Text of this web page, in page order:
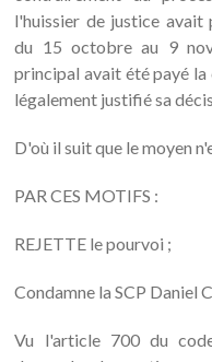
l'huissier de justice avait
du 15 octobre au 9
principal avait été payé la
légalement justifié sa
D'où il suit que le moyen
PAR CES MOTIFS :
REJETTE le pourvoi ;
Condamne la SCP Daniel
Vu l'article 700 du